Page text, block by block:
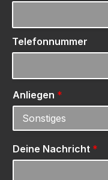
Telefonnummer
Anliegen *
Deine Nachricht *